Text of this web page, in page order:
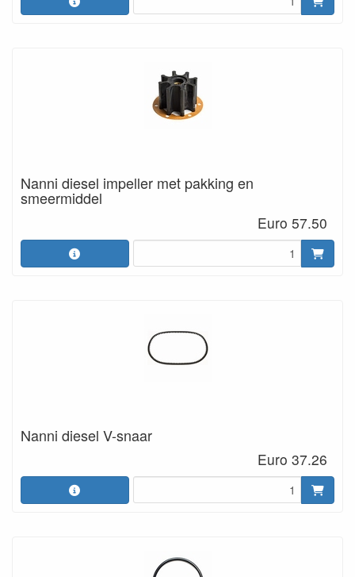
Nanni diesel impeller met pakking en
smeermiddel
Euro 57.50
Nanni diesel V-snaar
Euro 37.26